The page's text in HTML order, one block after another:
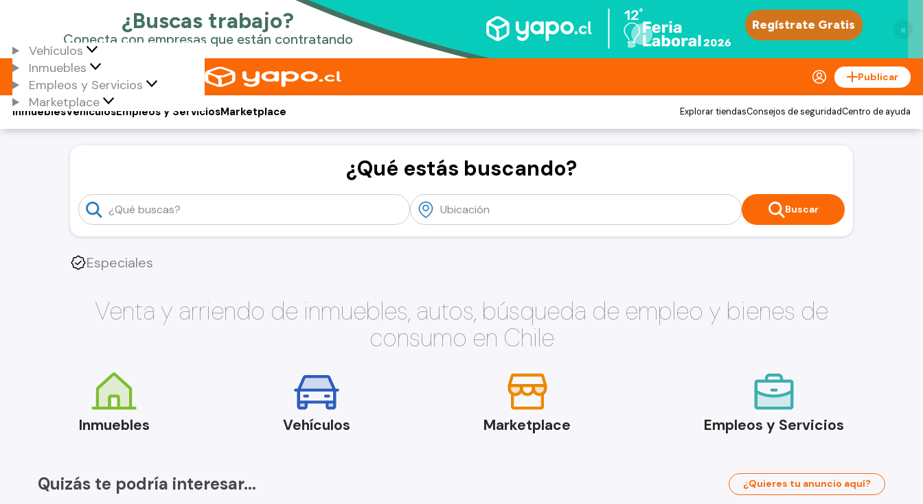
×
Vehículos
Inmuebles
Empleos y Servicios
Marketplace
Publicar
Vehículos
Inmuebles Empleos y ServiciosMarketplace Explorar tiendasConsejos de seguridadCentro de ayuda
¿Qué estás buscando?
Buscar
Especiales
Venta y arriendo de inmuebles, autos, búsqueda de empleo y bienes de
consumo en Chile
Inmuebles Vehículos Marketplace Empleos y Servicios
Quizás te podría interesar... ¿Quieres tu anuncio aquí?